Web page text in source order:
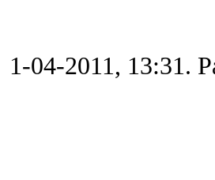
1-04-2011, 13:31.